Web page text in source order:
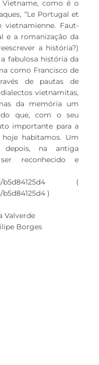
como é o
“Le Portugal et
Faut-
e a romanização da
a história?)
fabulosa história da
como Francisco de
de pautas de
vietnamitas,
da memória um
que, com o seu
importante para a
habitamos. Um
na antiga
reconhecido e
b5d84125d4 (
)
Valverde
Borges